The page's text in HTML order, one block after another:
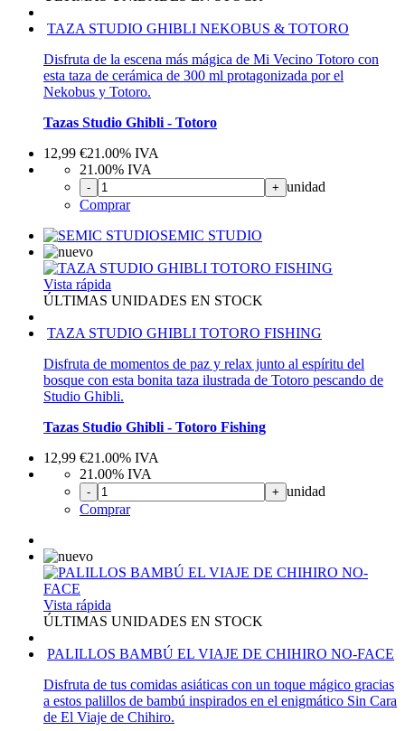
TAZA STUDIO GHIBLI NEKOBUS & TOTORO
Disfruta de la escena más mágica de Mi Vecino Totoro con
esta taza de cerámica de 300 ml protagonizada por el
Nekobus y Totoro.
Tazas Studio Ghibli - Totoro
12,99 €21.00% IVA
21.00% IVA
- + unidad
Comprar
SEMIC STUDIO
Vista rápida
ÚLTIMAS UNIDADES EN STOCK
TAZA STUDIO GHIBLI TOTORO FISHING
Disfruta de momentos de paz y relax junto al espíritu del
bosque con esta bonita taza ilustrada de Totoro pescando de
Studio Ghibli.
Tazas Studio Ghibli - Totoro Fishing
12,99 €21.00% IVA
21.00% IVA
- + unidad
Comprar
Vista rápida
ÚLTIMAS UNIDADES EN STOCK
PALILLOS BAMBÚ EL VIAJE DE CHIHIRO NO-FACE
Disfruta de tus comidas asiáticas con un toque mágico gracias
a estos palillos de bambú inspirados en el enigmático Sin Cara
de El Viaje de Chihiro.